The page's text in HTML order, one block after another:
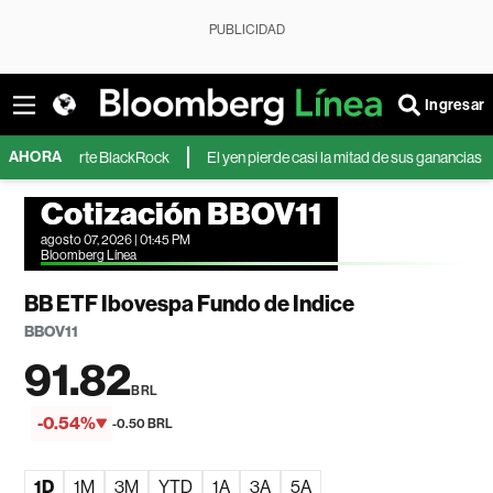
PUBLICIDAD
Ingresar
AHORABlackRock El yen pierde casi la mitad de sus ganancias tras la
Cotización BBOV11
agosto 07, 2026 | 01:45 PM
Bloomberg Línea
BB ETF Ibovespa Fundo de Indice
BBOV11
91.82BRL
-0.54% -0.50 BRL
1D 1M 3M YTD 1A 3A 5A